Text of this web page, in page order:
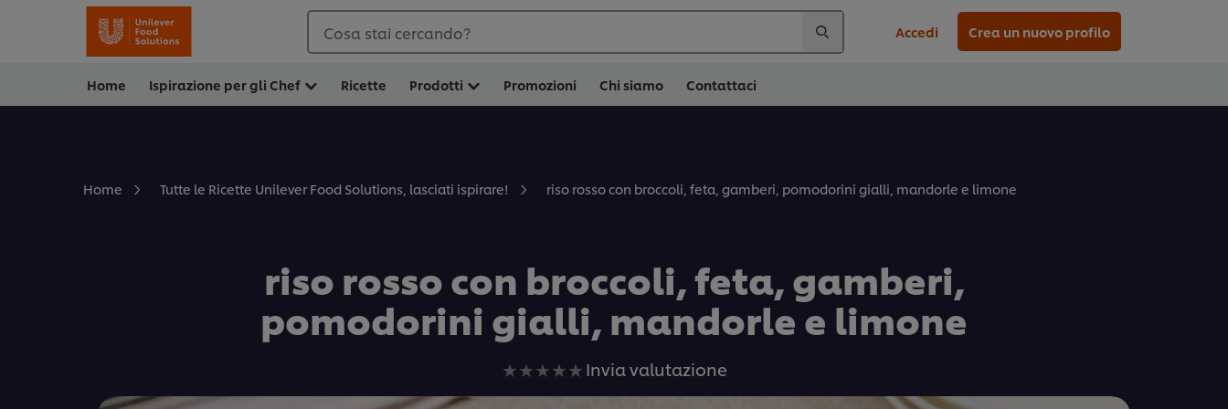
Cosa stai cercando? Accedi Crea un nuovo profilo
Home Ispirazione per gli Chef Ricette Prodotti Promozioni Chi siamo Contattaci
Home Tutte le Ricette Unilever Food Solutions, lasciati ispirare! riso rosso con broccoli, feta, gamberi, pomodorini gialli, mandorle e limone
riso rosso con broccoli, feta, gamberi,
pomodorini gialli, mandorle e limone
Nessuna
valutazione
Invia valutazione